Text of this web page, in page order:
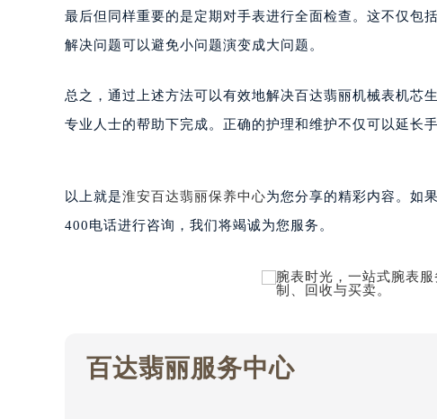
唐山市路南区新华东道100号万达广场写
台州市椒江区东海大道1800号腾达中心东
甘肃省兰州市七里河区西津西路16号兰州
重庆市解放碑渝中区民权路28号英利国际
黑龙江省黑河市爱辉区中央街百达翡丽售
黑龙江省鸡西市鸡冠区红军路百达翡丽售
黑龙江省牡丹江市东安区太平路百达翡丽
黑龙江省七台河市桃山区大同街百达翡丽
黑龙江省双鸭山市尖山区新兴大街百达翡
黑龙江省绥化市北林区新华街与康庄路交
最后但同样重要的是定期对手表进行全面检查。这不仅包
解决问题可以避免小问题演变成大问题。
总之，通过上述方法可以有效地解决百达翡丽机械表机芯
专业人士的帮助下完成。正确的护理和维护不仅可以延长
以上就是淮安百达翡丽保养中心为您分享的精彩内容。如
400电话进行咨询，我们将竭诚为您服务。
百达翡丽服务中心